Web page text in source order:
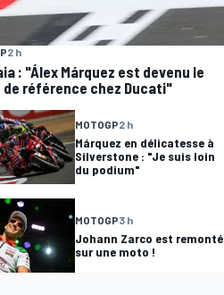
2 h
: "Álex Márquez est devenu le
référence chez Ducati"
MOTOGP2 h
Márquez en délicatesse à
Silverstone : "Je suis loin
du podium"
MOTOGP3 h
Johann Zarco est remonté
sur une moto !